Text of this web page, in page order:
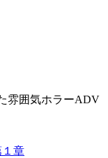
雰囲気ホラーADV